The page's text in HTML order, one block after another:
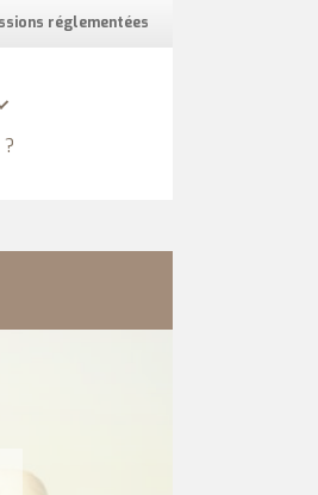
réglementées
?